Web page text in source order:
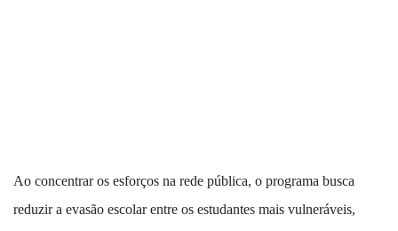
Ao concentrar os esforços na rede pública, o programa busca
reduzir a evasão escolar entre os estudantes mais vulneráveis,